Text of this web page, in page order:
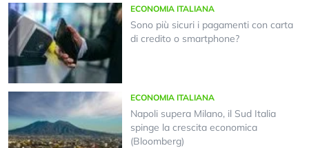
ECONOMIA ITALIANA
Sono più sicuri i pagamenti con carta
di credito o smartphone?
ECONOMIA ITALIANA
Napoli supera Milano, il Sud Italia
spinge la crescita economica
(Bloomberg)